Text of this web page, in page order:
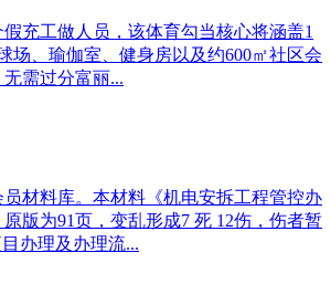
充工做人员，该体育勾当核心将涵盖1
场、瑜伽室、健身房以及约600㎡社区会
需过分富丽...
材料库。本材料《机电安拆工程管控办
版为91页，变乱形成7 死 12伤，伤者暂
办理及办理流...